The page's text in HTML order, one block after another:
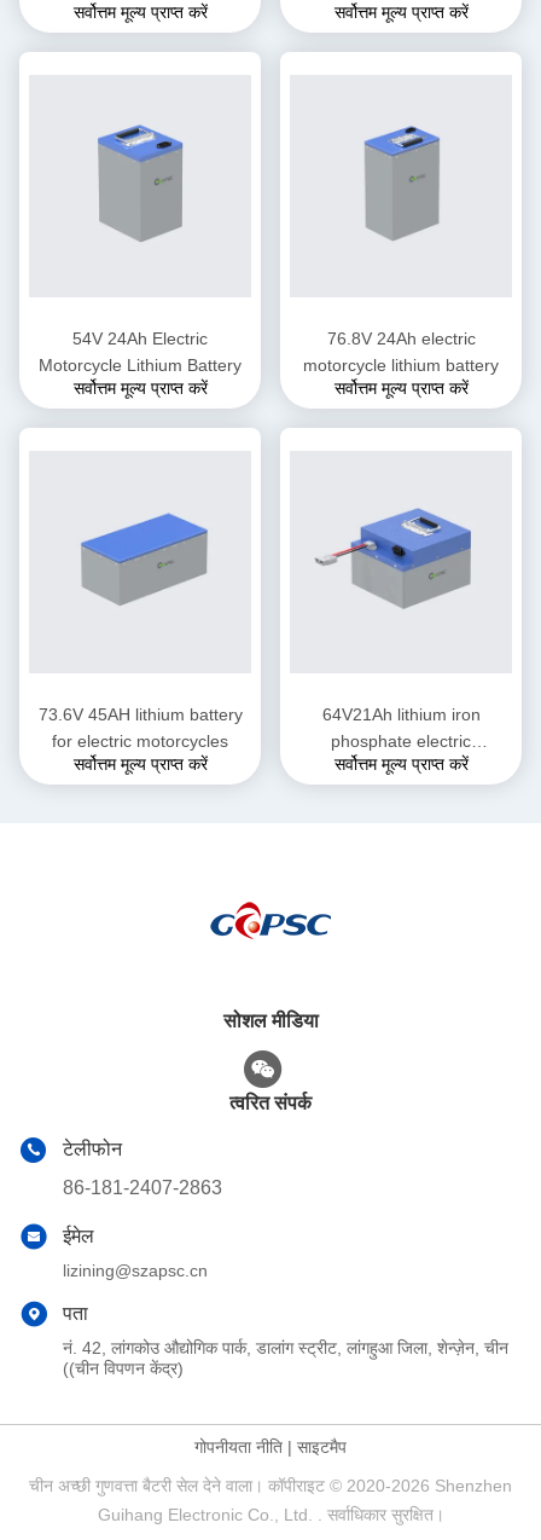
सर्वोत्तम मूल्य प्राप्त करें
wheel electric motorcycles
सर्वोत्तम मूल्य प्राप्त करें
54V 24Ah Electric
Motorcycle Lithium Battery
सर्वोत्तम मूल्य प्राप्त करें
76.8V 24Ah electric
motorcycle lithium battery
सर्वोत्तम मूल्य प्राप्त करें
73.6V 45AH lithium battery
for electric motorcycles
सर्वोत्तम मूल्य प्राप्त करें
64V21Ah lithium iron
phosphate electric
motorcycle battery
सर्वोत्तम मूल्य प्राप्त करें
सोशल मीडिया
त्वरित संपर्क
टेलीफोन
86-181-2407-2863
ईमेल
lizining@szapsc.cn
पता
नं. 42, लांगकोउ औद्योगिक पार्क, डालांग स्ट्रीट, लांगहुआ जिला, शेन्ज़ेन, चीन
((चीन विपणन केंद्र)
गोपनीयता नीति | साइटमैप
चीन अच्छी गुणवत्ता बैटरी सेल देने वाला। कॉपीराइट © 2020-2026 Shenzhen
Guihang Electronic Co., Ltd. . सर्वाधिकार सुरक्षित।